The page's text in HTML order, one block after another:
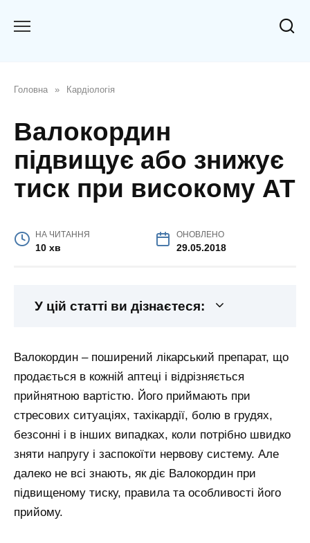
Головна » Кардіологія
Валокордин
підвищує або знижує
тиск при високому АТ
НА ЧИТАННЯ
10 хв
ОНОВЛЕНО
29.05.2018
У цій статті ви дізнаєтеся:
Валокордин – поширений лікарський препарат, що
продається в кожній аптеці і відрізняється
прийнятною вартістю. Його приймають при
стресових ситуаціях, тахікардії, болю в грудях,
безсонні і в інших випадках, коли потрібно швидко
зняти напругу і заспокоїти нервову систему. Але
далеко не всі знають, як діє Валокордин при
підвищеному тиску, правила та особливості його
прийому.